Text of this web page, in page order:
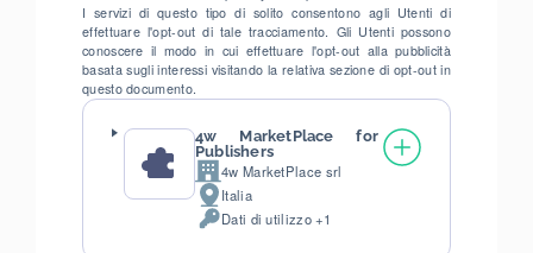
I servizi di questo tipo di solito consentono agli Utenti di
effettuare l'opt-out di tale tracciamento. Gli Utenti possono
conoscere il modo in cui effettuare l'opt-out alla pubblicità
basata sugli interessi visitando la relativa sezione di opt-out in
questo documento.
4w MarketPlace for
Publishers
Azienda:4w MarketPlace srl
Luogo
del
Italia
DatiDati di utilizzo +1